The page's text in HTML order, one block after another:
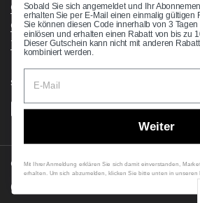
Open Cookie Banner
Comprehensive Guide to Ball Bearings
Track your Order
Supported payment methods
Copyright © 2026VXB Bearings.
Country/region
(USD $)
Sobald Sie sich angemeldet und Ihr
erhalten Sie per E-Mail einen einmalig gültigen
Sie können diesen Code innerhalb von 3
einlösen und erhalten einen Rabatt von bis zu
Dieser Gutschein kann nicht mit anderen
kombiniert werden.
Weiter
Mit Ihrer Anmeldung erklären Sie sich damit einverstanden,
erhalten. Um sich abzumelden, klicken Sie bitte unten in unseren